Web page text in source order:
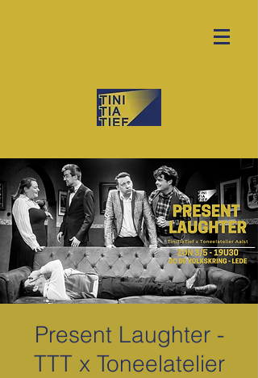
Present Laughter -
TTT x Toneelatelier